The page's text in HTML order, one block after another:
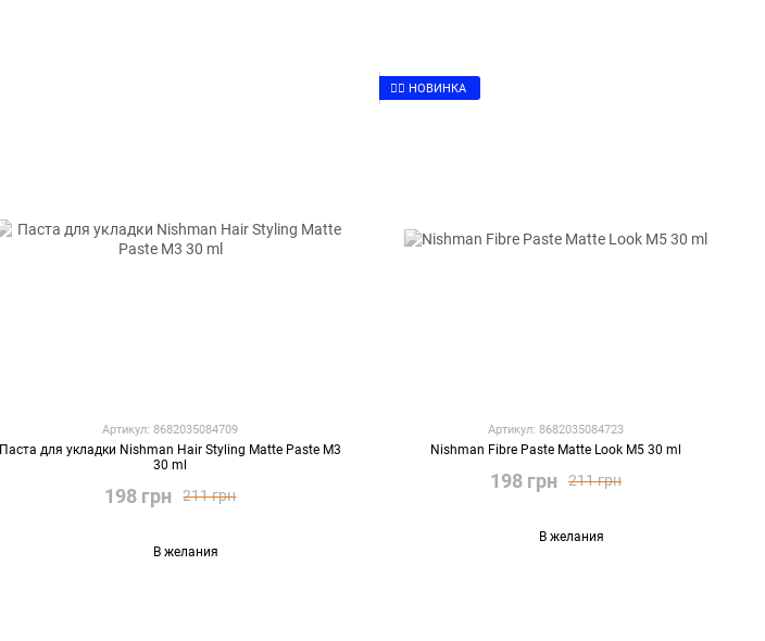
Артикул: 8682035084709
Паста для укладки Nishman Hair Styling Matte Paste M3
30 ml
211 грн
198 грн
В желания
👉🏻 НОВИНКА
Артикул: 8682035084723
Nishman Fibre Paste Matte Look M5 30 ml
211 грн
198 грн
В желания